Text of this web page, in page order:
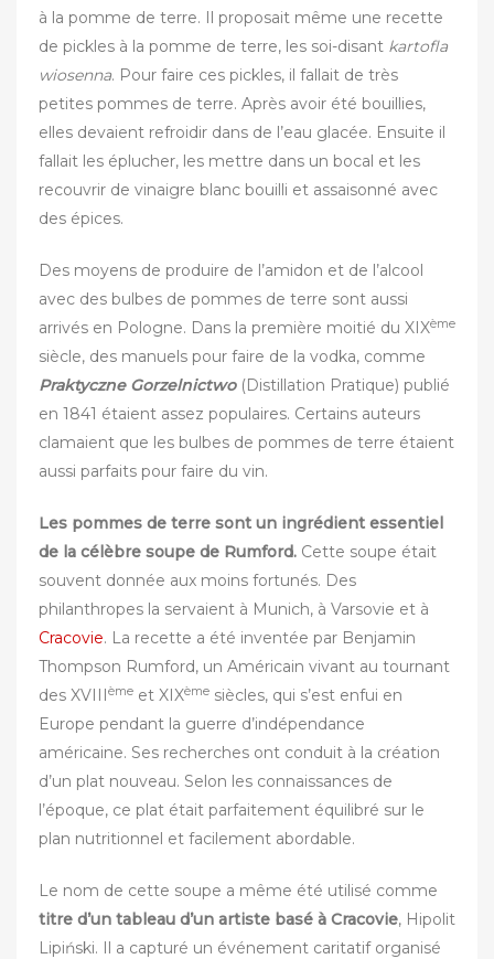
à la pomme de terre. Il proposait même une recette
de pickles à la pomme de terre, les soi-disant kartofla
wiosenna. Pour faire ces pickles, il fallait de très
petites pommes de terre. Après avoir été bouillies,
elles devaient refroidir dans de l’eau glacée. Ensuite il
fallait les éplucher, les mettre dans un bocal et les
recouvrir de vinaigre blanc bouilli et assaisonné avec
des épices.
Des moyens de produire de l’amidon et de l’alcool
avec des bulbes de pommes de terre sont aussi
arrivés en Pologne. Dans la première moitié du XIXème
siècle, des manuels pour faire de la vodka, comme
Praktyczne Gorzelnictwo(Distillation Pratique) publié
en 1841 étaient assez populaires. Certains auteurs
clamaient que les bulbes de pommes de terre étaient
aussi parfaits pour faire du vin.
Les pommes de terre sont un ingrédient essentiel
de la célèbre soupe de Rumford. Cette soupe était
souvent donnée aux moins fortunés. Des
philanthropes la servaient à Munich, à Varsovie et à
Cracovie. La recette a été inventée par Benjamin
Thompson Rumford, un Américain vivant au tournant
des XVIIIème et XIXème siècles, qui s’est enfui en
Europe pendant la guerre d’indépendance
américaine. Ses recherches ont conduit à la création
d’un plat nouveau. Selon les connaissances de
l’époque, ce plat était parfaitement équilibré sur le
plan nutritionnel et facilement abordable. ‎
‎Le nom de cette soupe a même été utilisé comme
titre d’un tableau d’un artiste basé à Cracovie, Hipolit
Lipiński. Il a capturé un événement caritatif organisé